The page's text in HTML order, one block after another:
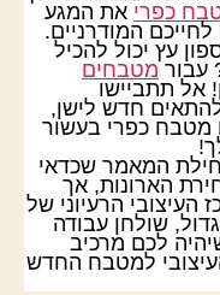
כפרי את המגע
המודרניים.
עץ יכול להכיל
עבורמטבחים
אל תתביישו
חדש לישן,
מטבח כפרי בעשור
המאמר שכדאי
הארונות, אך
העיצובי הרעיוני של
שולחן עבודה
לכם מרכיב
למטבח החדש